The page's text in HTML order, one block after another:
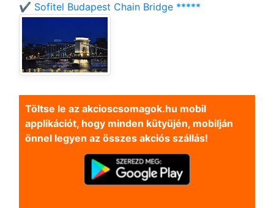
✔️ Sofitel Budapest Chain Bridge *****
Töltse le az akcioscsomagok.hu mobil
applikációt, hogy minden kütyüjén, mobilján
önnel legyen az összes akciós szállás!